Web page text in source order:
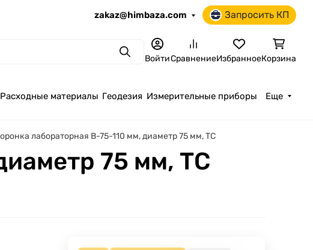
zakaz@himbaza.com Запросить КП
ПоискВойтиСравнениеИзбранноеКорзина
Расходные материалы Геодезия Измерительные приборы Еще
лабораторная В-75-110 мм, диаметр 75 мм, ТС
75 мм, ТС